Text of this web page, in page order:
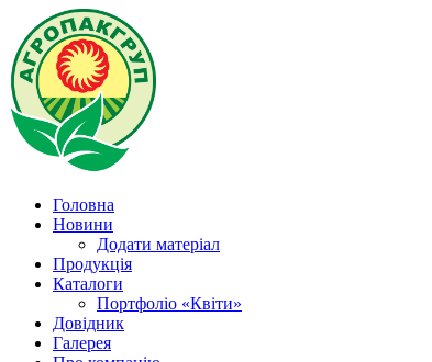
Головна
Новини
Додати матеріал
Продукція
Каталоги
Портфоліо «Квіти»
Довідник
Галерея